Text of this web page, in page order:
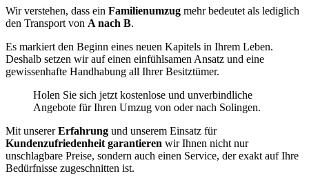
Wir verstehen, dass ein Familienumzug mehr bedeutet als lediglich
den Transport von A nach B.
Es markiert den Beginn eines neuen Kapitels in Ihrem Leben.
Deshalb setzen wir auf einen einfühlsamen Ansatz und eine
gewissenhafte Handhabung all Ihrer Besitztümer.
Holen Sie sich jetzt kostenlose und unverbindliche
Angebote für Ihren Umzug von oder nach Solingen.
Mit unsererErfahrung und unserem Einsatz für
Kundenzufriedenheit garantieren wir Ihnen nicht nur
unschlagbare Preise, sondern auch einen Service, der exakt auf Ihre
Bedürfnisse zugeschnitten ist.